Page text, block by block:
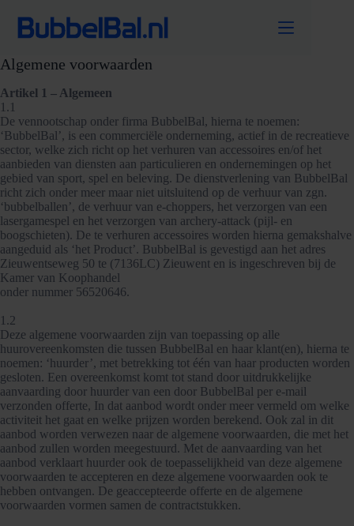
naar
Algemene voorwaarden
Artikel 1 – Algemeen
1.1
De vennootschap onder firma BubbelBal, hierna te noemen:
‘BubbelBal’, is een commerciële onderneming, actief in de recreatieve
sector, welke zich richt op het verhuren van accessoires en/of het
aanbieden van diensten aan particulieren en ondernemingen op het
gebied van sport, spel en beleving. De dienstverlening van BubbelBal
richt zich onder meer maar niet uitsluitend op de verhuur van zgn.
‘bubbelballen’, de verhuur van e-choppers, het verzorgen van een
lasergamespel en het verzorgen van archery-attack (pijl- en
boogschieten). De te verhuren accessoires worden hierna gemakshalve
aangeduid als ‘het Product’. BubbelBal is gevestigd aan het adres
Zieuwentseweg 50 te (7136LC) Zieuwent en is ingeschreven bij de
Kamer van Koophandel
onder nummer 56520646.
1.2
Deze algemene voorwaarden zijn van toepassing op alle
huurovereenkomsten die tussen BubbelBal en haar klant(en), hierna te
noemen: ‘huurder’, met betrekking tot één van haar producten worden
gesloten. Een overeenkomst komt tot stand door uitdrukkelijke
aanvaarding door huurder van een door BubbelBal per e-mail
verzonden offerte, In dat aanbod wordt onder meer vermeld om welke
activiteit het gaat en welke prijzen worden berekend. Ook zal in dit
aanbod worden verwezen naar de algemene voorwaarden, die met het
aanbod zullen worden meegestuurd. Met de aanvaarding van het
aanbod verklaart huurder ook de toepasselijkheid van deze algemene
voorwaarden te accepteren en deze algemene voorwaarden ook te
hebben ontvangen. De geaccepteerde offerte en de algemene
voorwaarden vormen samen de contractstukken.